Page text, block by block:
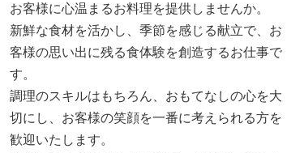
お客様に心温まるお料理を提供しませんか。
新鮮な食材を活かし、季節を感じる献立で、お
客様の思い出に残る食体験を創造するお仕事で
す。
調理のスキルはもちろん、おもてなしの心を大
切にし、お客様の笑顔を一番に考えられる方を
歓迎いたします。